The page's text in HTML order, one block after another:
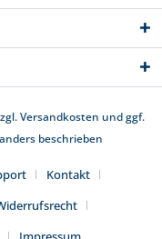
Versandkosten und ggf.
beschrieben
Kontakt